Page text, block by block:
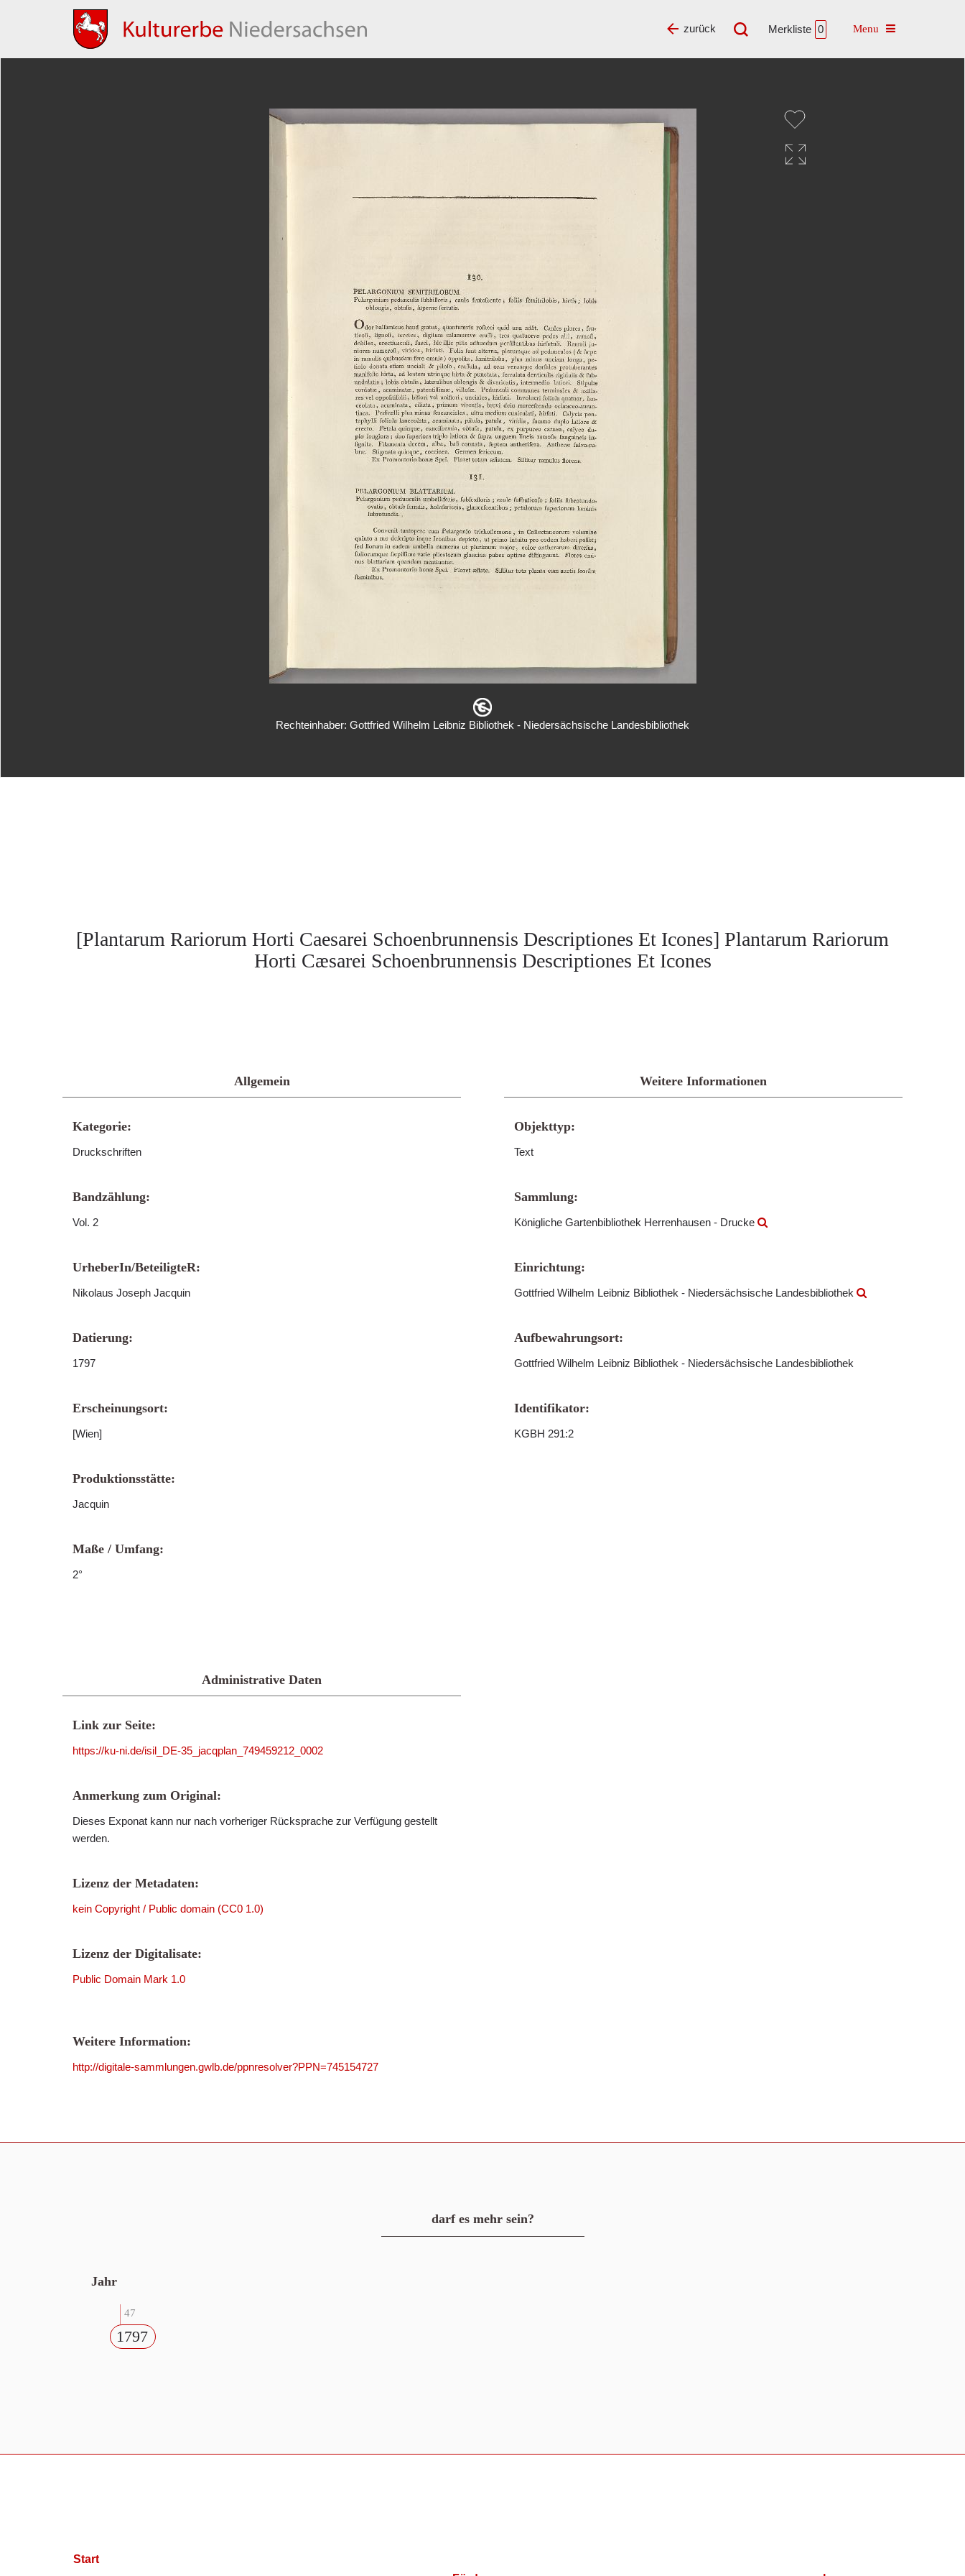
Merkliste 0 Toggle navigation
zurück
Rechteinhaber: Gottfried Wilhelm Leibniz Bibliothek - Niedersächsische Landesbibliothek
[Plantarum Rariorum Horti Caesarei Schoenbrunnensis Descriptiones Et Icones] Plantarum Rariorum
Horti Cæsarei Schoenbrunnensis Descriptiones Et Icones
Allgemein
Kategorie:
Druckschriften
Bandzählung:
Vol. 2
UrheberIn/BeteiligteR:
Nikolaus Joseph Jacquin
Datierung:
1797
Erscheinungsort:
[Wien]
Produktionsstätte:
Jacquin
Maße / Umfang:
2°
Weitere Informationen
Objekttyp:
Text
Sammlung:
Königliche Gartenbibliothek Herrenhausen - Drucke
Einrichtung:
Gottfried Wilhelm Leibniz Bibliothek - Niedersächsische Landesbibliothek
Aufbewahrungsort:
Gottfried Wilhelm Leibniz Bibliothek - Niedersächsische Landesbibliothek
Identifikator:
KGBH 291:2
Administrative Daten
Link zur Seite:
https://ku-ni.de/isil_DE-35_jacqplan_749459212_0002
Anmerkung zum Original:
Dieses Exponat kann nur nach vorheriger Rücksprache zur Verfügung gestellt
werden.
Lizenz der Metadaten:
kein Copyright / Public domain (CC0 1.0)
Lizenz der Digitalisate:
Public Domain Mark 1.0
Weitere Information:
http://digitale-sammlungen.gwlb.de/ppnresolver?PPN=745154727
darf es mehr sein?
Jahr
47
1797
Start